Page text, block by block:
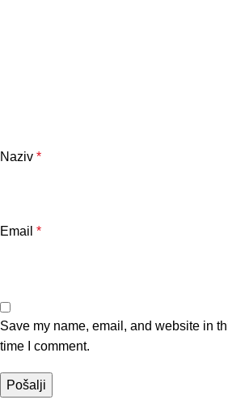
Naziv *
Email *
Save my name, email, and website in
time I comment.